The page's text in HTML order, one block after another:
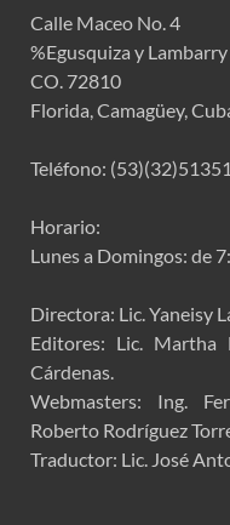
Calle Maceo No. 4
%Egusquiza y Lambarry
CO. 72810
Florida, Camagüey,
Teléfono:
Horario:
Lunes a Domingos: de
Directora: Lic. Yaneisy
Editores: Lic.
Cárdenas.
Webmasters: Ing.
Roberto Rodríguez
Traductor: Lic. José